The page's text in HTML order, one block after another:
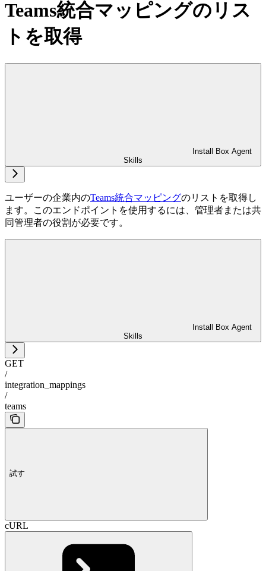
Teams統合マッピングのリス
トを取得
Install Box Agent
Skills
ユーザーの企業内のTeams統合マッピングのリストを取得し
ます。このエンドポイントを使用するには、管理者または共
同管理者の役割が必要です。
Install Box Agent
Skills
GET
/
integration_mappings
/
teams
試す
cURL